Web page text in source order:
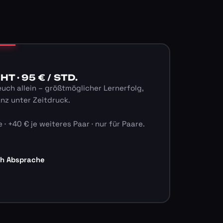
· 95 € / STD.
allein – größtmöglicher Lernerfolg,
unter Zeitdruck.
+40 € je weiteres Paar · nur für Paare.
Absprache